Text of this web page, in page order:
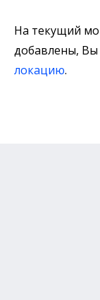
На текущий
добавлены,
локацию.